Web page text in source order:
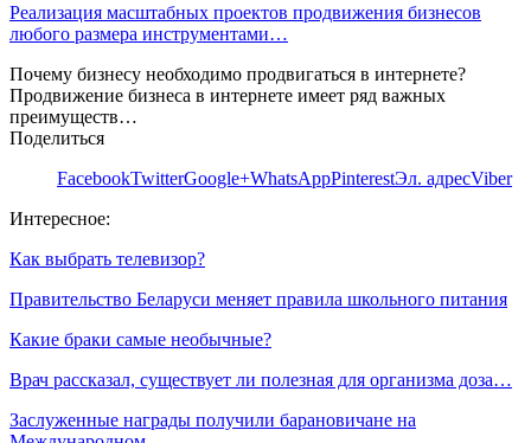
Реализация масштабных проектов продвижения бизнесов
любого размера инструментами…
Почему бизнесу необходимо продвигаться в интернете?
Продвижение бизнеса в интернете имеет ряд важных
преимуществ…
Поделиться
FacebookTwitterGoogle+WhatsAppPinterestЭл. адресViber
Интересное:
Как выбрать телевизор?
Правительство Беларуси меняет правила школьного питания
Какие браки самые необычные?
Врач рассказал, существует ли полезная для организма доза…
Заслуженные награды получили барановичане на